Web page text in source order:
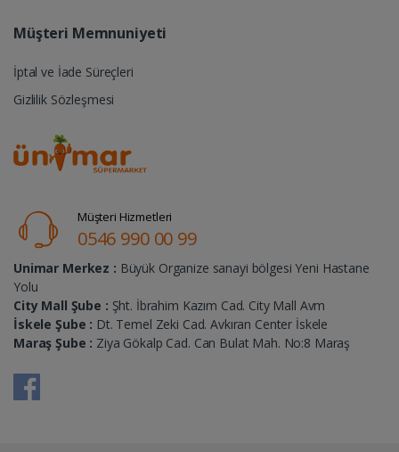
Müşteri Memnuniyeti
İptal ve İade Süreçleri
Gizlilik Sözleşmesi
Müşteri Hizmetleri
0546 990 00 99
Unimar Merkez : Büyük Organize sanayi bölgesi Yeni Hastane
Yolu
City Mall Şube : Şht. İbrahim Kazım Cad. City Mall Avm
İskele Şube : Dt. Temel Zeki Cad. Avkıran Center İskele
Maraş Şube : Ziya Gökalp Cad. Can Bulat Mah. No:8 Maraş